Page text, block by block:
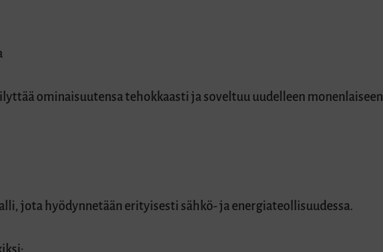
ominaisuutensa tehokkaasti ja soveltuu uudelleen monenlaiseen
jota hyödynnetään erityisesti sähkö- ja energiateollisuudessa.